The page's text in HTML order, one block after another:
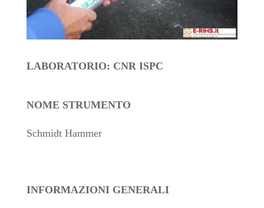
LABORATORIO: CNR ISPC
NOME STRUMENTO
Schmidt Hammer
INFORMAZIONI GENERALI